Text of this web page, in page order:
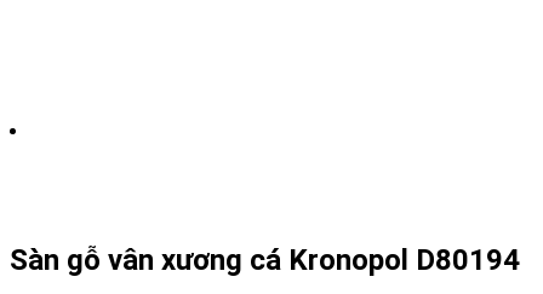
Sàn gỗ vân xương cá Kronopol D80194